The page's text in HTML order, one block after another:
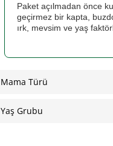
Paket açılmadan önce
geçirmez bir kapta,
ırk, mevsim ve yaş
Mama Türü
Yaş Grubu